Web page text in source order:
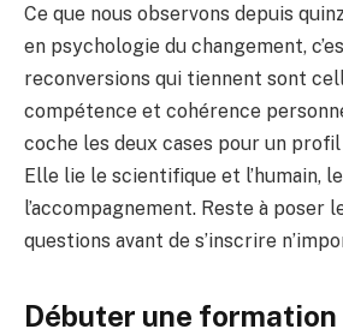
Ce que nous observons depuis
en psychologie du changement,
reconversions qui tiennent sont
compétence et cohérence
coche les deux cases pour un
Elle lie le scientifique et l’humain,
l’accompagnement. Reste à poser
questions avant de s’inscrire
Débuter une formation